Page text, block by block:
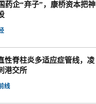
药企“弃子”，康桥资本把神
性脊柱炎多适应症管线，凌
港交所
线